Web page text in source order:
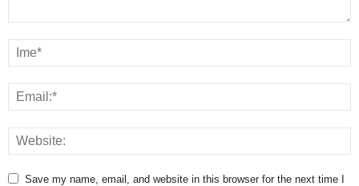
Save my name, email, and website in this browser for the next time I